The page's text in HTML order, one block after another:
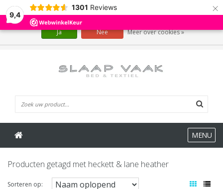
9,4
1301 Reviews ×
MENU
Producten getagd met heckett & lane heather
Sorteren op:
Wij slaan cookies op om onze website te verbeteren. Is dat akkoord?
Ja Nee Meer over cookies »